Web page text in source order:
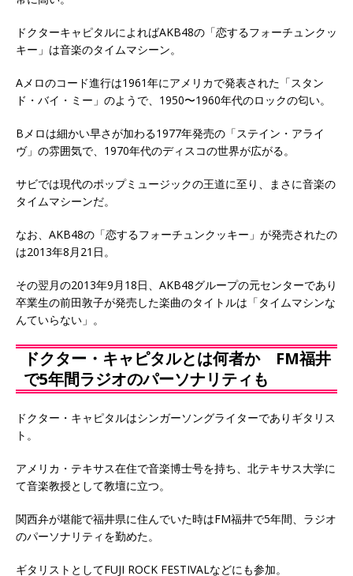
ドクターキャピタルによればAKB48の「恋するフォーチュンクッ
キー」は音楽のタイムマシーン。
Aメロのコード進行は1961年にアメリカで発表された「スタン
ド・バイ・ミー」のようで、1950〜1960年代のロックの匂い。
Bメロは細かい早さが加わる1977年発売の「ステイン・アライ
ヴ」の雰囲気で、1970年代のディスコの世界が広がる。
サビでは現代のポップミュージックの王道に至り、まさに音楽の
タイムマシーンだ。
なお、AKB48の「恋するフォーチュンクッキー」が発売されたの
は2013年8月21日。
その翌月の2013年9月18日、AKB48グループの元センターであり
卒業生の前田敦子が発売した楽曲のタイトルは「タイムマシンな
んていらない」。
ドクター・キャピタルとは何者か FM福井
で5年間ラジオのパーソナリティも
ドクター・キャピタルはシンガーソングライターでありギタリス
ト。
アメリカ・テキサス在住で音楽博士号を持ち、北テキサス大学に
て音楽教授として教壇に立つ。
関西弁が堪能で福井県に住んでいた時はFM福井で5年間、ラジオ
のパーソナリティを勤めた。
ギタリストとしてFUJI ROCK FESTIVALなどにも参加。